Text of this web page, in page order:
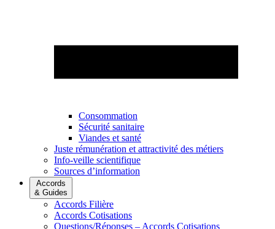
Consommation
Sécurité sanitaire
Viandes et santé
Juste rémunération et attractivité des métiers
Info-veille scientifique
Sources d’information
Accords
& Guides
Accords Filière
Accords Cotisations
Questions/Réponses – Accords Cotisations